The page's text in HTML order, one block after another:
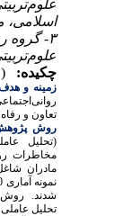
اسلامی،
۳- گروه
چکیده:
زمینه و هدف:
تعاون و رفاه
روش پژوهش:
(تحلیل
مادران
شدند. روش
تحلیل عاملی